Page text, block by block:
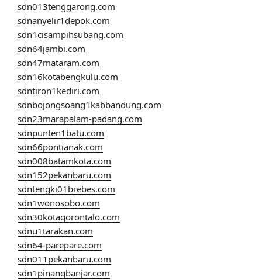
sdn013tenggarong.com
sdnanyelir1depok.com
sdn1cisampihsubang.com
sdn64jambi.com
sdn47mataram.com
sdn16kotabengkulu.com
sdntiron1kediri.com
sdnbojongsoang1kabbandung.com
sdn23marapalam-padang.com
sdnpunten1batu.com
sdn66pontianak.com
sdn008batamkota.com
sdn152pekanbaru.com
sdntengki01brebes.com
sdn1wonosobo.com
sdn30kotagorontalo.com
sdnu1tarakan.com
sdn64-parepare.com
sdn011pekanbaru.com
sdn1pinangbanjar.com